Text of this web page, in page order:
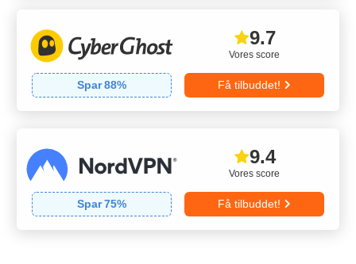
Vores score
9.7
Spar88% Få tilbuddet!
Vores score
9.4
Spar75% Få tilbuddet!